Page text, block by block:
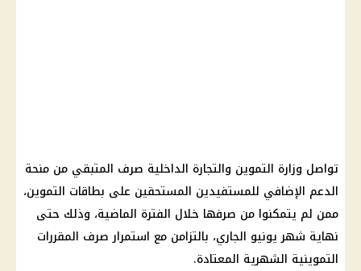
تواصل وزارة التموين والتجارة الداخلية صرف المتبقي من منحة
الدعم الإضافي للمستفيدين المستحقين على بطاقات التموين،
ممن لم يتمكنوا من صرفها خلال الفترة الماضية، وذلك حتى
نهاية شهر يونيو الجاري، بالتزامن مع استمرار صرف المقررات
التموينية الشهرية المعتادة.